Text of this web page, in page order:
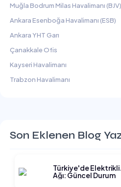
Muğla Bodrum Milas Havalimanı (BJV)
Ankara Esenboğa Havalimanı (ESB)
Ankara YHT Garı
Çanakkale Ofis
Kayseri Havalimanı
Trabzon Havalimanı
Son Eklenen Blog
Türkiye'de
Ağı: Güncel Durum